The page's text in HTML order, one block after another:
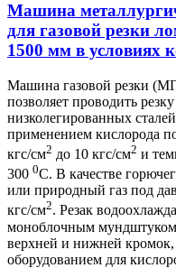
Машина
для газовой резки
1500 мм в условиях
Машина газовой резки
позволяет проводить
низколегированных
применением кислорода
кгс/см2 до 10 кгс/см2 и
300 0С. В качестве
или природный газ под
кгс/см2. Резак
моноблочным
верхней и нижней кромок,
оборудованием для